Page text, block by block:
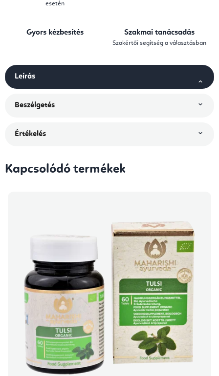
esetén
Gyors kézbesítés Szakmai tanácsadás
Szakértői segítség a választásban
Leírás
Beszélgetés
Értékelés
Kapcsolódó termékek